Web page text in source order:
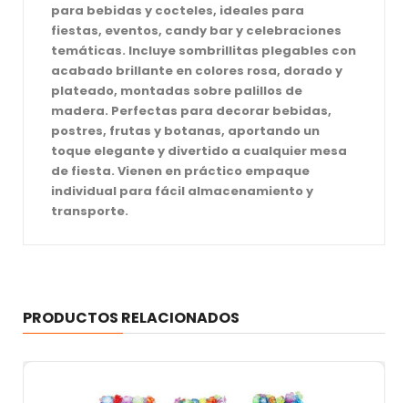
para bebidas y cocteles, ideales para
fiestas, eventos, candy bar y celebraciones
temáticas. Incluye sombrillitas plegables con
acabado brillante en colores rosa, dorado y
plateado, montadas sobre palillos de
madera. Perfectas para decorar bebidas,
postres, frutas y botanas, aportando un
toque elegante y divertido a cualquier mesa
de fiesta. Vienen en práctico empaque
individual para fácil almacenamiento y
transporte.
PRODUCTOS RELACIONADOS